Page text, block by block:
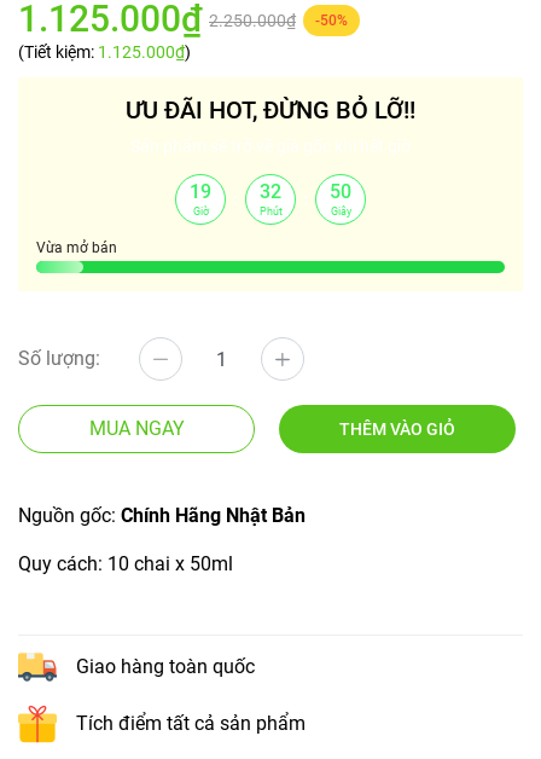
1.125.000₫ 2.250.000₫ -50%
(Tiết kiệm: 1.125.000₫)
ƯU ĐÃI HOT, ĐỪNG BỎ LỠ!!
19
Giờ
32
Phút
50
Giây
Vừa mở bán
Số lượng:
MUA NGAY THÊM VÀO GIỎ
Nguồn gốc: Chính Hãng Nhật Bản
Quy cách: 10 chai x 50ml
Giao hàng toàn quốc
Tích điểm tất cả sản phẩm